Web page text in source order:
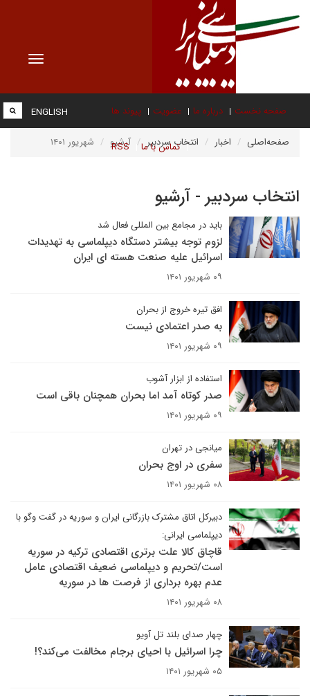
Toggle
صفحه نخست درباره ما عضویت پیوند ها
تماس با ما RSS
ENGLISH
صفحه‌اصلی اخبار انتخاب سردبیر آرشیو شهریور ۱۴۰۱
انتخاب سردبیر - آرشیو
باید در مجامع بین المللی فعال شد
لزوم توجه بیشتر دستگاه دیپلماسی به تهدیدات
اسرائیل علیه صنعت هسته ای ایران
۰۹ شهریور ۱۴۰۱
افق تیره خروج از بحران
به صدر اعتمادی نیست
۰۹ شهریور ۱۴۰۱
استفاده از ابزار آشوب
صدر کوتاه آمد اما بحران همچنان باقی است
۰۹ شهریور ۱۴۰۱
میانجی در تهران
سفری در اوج بحران
۰۸ شهریور ۱۴۰۱
دبیرکل اتاق مشترک بازرگانی ایران و سوریه در گفت وگو با
دیپلماسی ایرانی:
قاچاق کالا علت برتری اقتصادی ترکیه در سوریه
است/تحریم و دیپلماسی ضعیف اقتصادی عامل
عدم بهره برداری از فرصت ها در سوریه
۰۸ شهریور ۱۴۰۱
چهار صدای بلند تل آویو
چرا اسرائیل با احیای برجام مخالفت می‌کند؟!
۰۵ شهریور ۱۴۰۱